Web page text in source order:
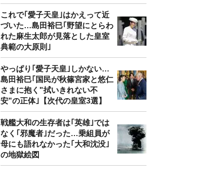
これで｢愛子天皇｣はかえって近
づいた…島田裕巳｢野望にとらわ
れた麻生太郎が見落とした皇室
典範の大原則｣
やっぱり｢愛子天皇｣しかない…
島田裕巳｢国民が秋篠宮家と悠仁
さまに抱く"拭いきれない不
安"の正体｣【次代の皇室3選】
戦艦大和の生存者は｢英雄｣では
なく｢邪魔者｣だった…乗組員が
母にも語れなかった｢大和沈没｣
の地獄絵図